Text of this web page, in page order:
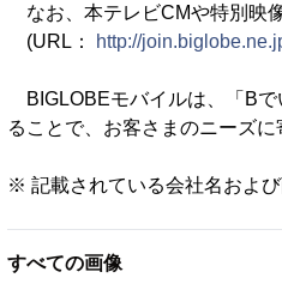
なお、本テレビCMや特別映
(URL：
http://
BIGLOBEモバイルは、「Bで
ることで、お客さまのニーズ
※ 記載されている会社名およ
すべての画像